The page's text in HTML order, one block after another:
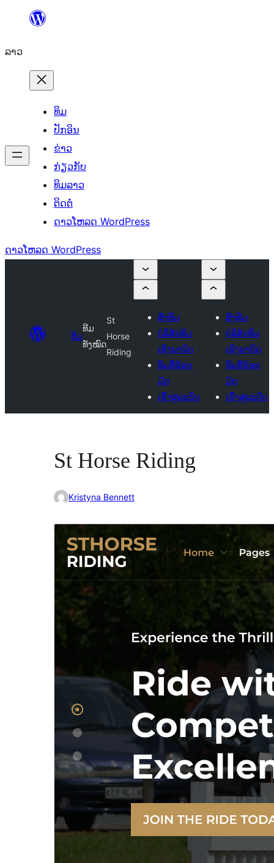
ທີ່
ເນື້ອຫາ
ລາວ
ທິມ
ປັກອິນ
ຂ່າວ
ກ່ຽວກັບ
ທິມລາວ
ຕິດຕໍ່
ດາວໂຫລດ WordPress
ດາວໂຫລດ WordPress
ທີມ
ທີມ
ທັງໝົດ
St
Horse
Riding
ສົ່ງທີມ
ບໍລິສັດທີມ
ເຊີງພານິດ
ທີມທີ່ຂ້ອຍ
ມັກ
ເຂົ້າສູ່ລະບົບ
ສົ່ງທີມ
ບໍລິສັດທີມ
ເຊີງພານິດ
ທີມທີ່ຂ້ອຍ
ມັກ
ເຂົ້າສູ່ລະບົບ
St Horse Riding
Kristyna Bennett